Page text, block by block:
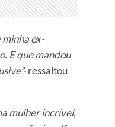
minha ex-
E que mandou
ressaltou
mulher incrível,